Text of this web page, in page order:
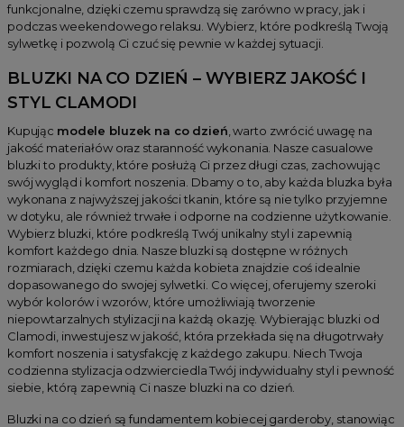
funkcjonalne, dzięki czemu sprawdzą się zarówno w pracy, jak i
podczas weekendowego relaksu. Wybierz, które podkreślą Twoją
sylwetkę i pozwolą Ci czuć się pewnie w każdej sytuacji.
BLUZKI NA CO DZIEŃ – WYBIERZ JAKOŚĆ I
STYL CLAMODI
Kupując modele bluzek na co dzień , warto zwrócić uwagę na
jakość materiałów oraz staranność wykonania. Nasze casualowe
bluzki to produkty, które posłużą Ci przez długi czas, zachowując
swój wygląd i komfort noszenia. Dbamy o to, aby każda bluzka była
wykonana z najwyższej jakości tkanin, które są nie tylko przyjemne
w dotyku, ale również trwałe i odporne na codzienne użytkowanie.
Wybierz bluzki, które podkreślą Twój unikalny styl i zapewnią
komfort każdego dnia. Nasze bluzki są dostępne w różnych
rozmiarach, dzięki czemu każda kobieta znajdzie coś idealnie
dopasowanego do swojej sylwetki. Co więcej, oferujemy szeroki
wybór kolorów i wzorów, które umożliwiają tworzenie
niepowtarzalnych stylizacji na każdą okazję. Wybierając bluzki od
Clamodi, inwestujesz w jakość, która przekłada się na długotrwały
komfort noszenia i satysfakcję z każdego zakupu. Niech Twoja
codzienna stylizacja odzwierciedla Twój indywidualny styl i pewność
siebie, którą zapewnią Ci nasze bluzki na co dzień.
Bluzki na co dzień są fundamentem kobiecej garderoby, stanowiąc